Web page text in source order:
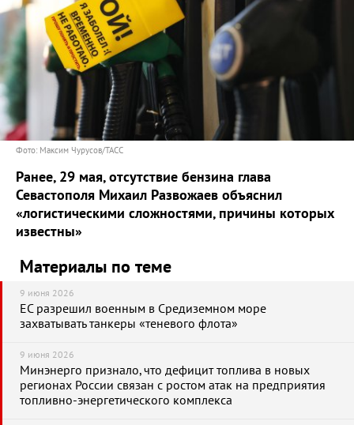
Фото: Максим Чурусов/ТАСС
Ранее, 29 мая, отсутствие бензина глава
Севастополя Михаил Развожаев объяснил
«логистическими сложностями, причины которых
известны»
Материалы по теме
9 июня 2026
ЕС разрешил военным в Средиземном море
захватывать танкеры «теневого флота»
9 июня 2026
Минэнерго признало, что дефицит топлива в новых
регионах России связан с ростом атак на предприятия
топливно-энергетического комплекса